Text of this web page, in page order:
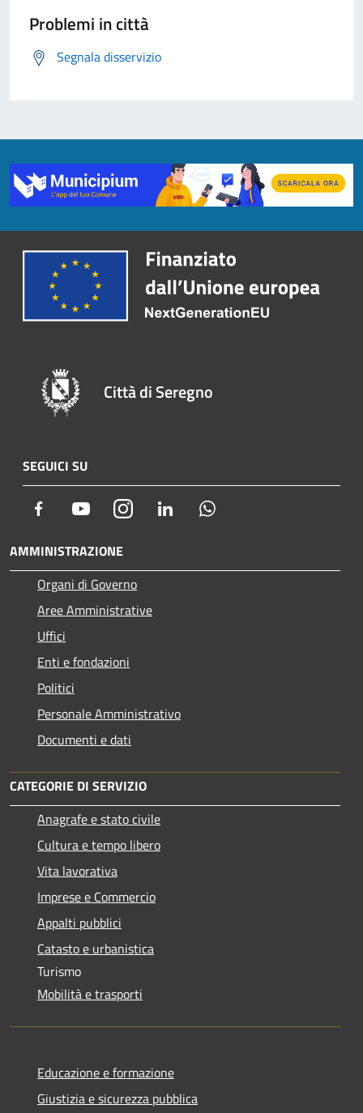
Problemi in città
Segnala disservizio
Città di Seregno
SEGUICI SU
Facebook YoutubeInstagram LinkedIn
AMMINISTRAZIONE
Organi di Governo
Aree Amministrative
Uffici
Enti e fondazioni
Politici
Personale Amministrativo
Documenti e dati
CATEGORIE DI SERVIZIO
Anagrafe e stato civile
Cultura e tempo libero
Vita lavorativa
Imprese e Commercio
Appalti pubblici
Catasto e urbanistica
Turismo
Mobilità e trasporti
Educazione e formazione
Giustizia e sicurezza pubblica